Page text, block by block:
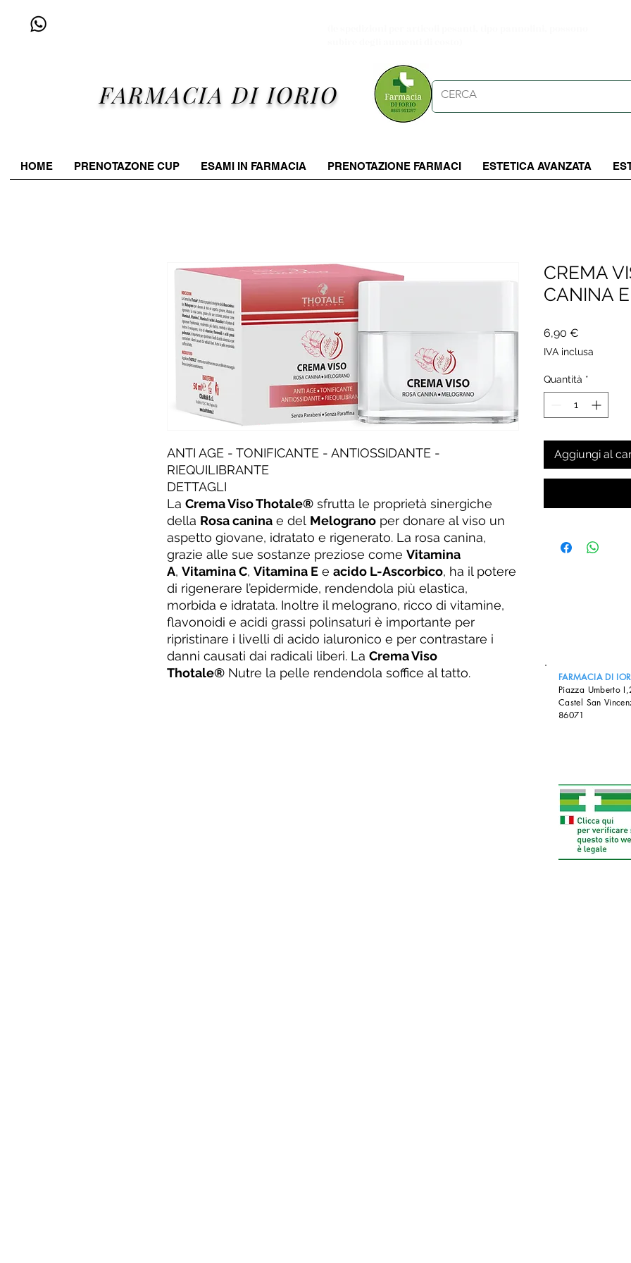
FARMACIA DI IORIO
HOME PRENOTAZONE CUP ESAMI IN FARMACIA PRENOTAZIONE FARMACI ESTETICA AVANZATA
FARMACIA DI
Piazza Umberto
Castel San
86071
ANTI AGE - TONIFICANTE - ANTIOSSIDANTE -
RIEQUILIBRANTE
DETTAGLI
La Crema Viso Thotale® sfrutta le proprietà sinergiche
della Rosa canina e del Melograno per donare al viso un
aspetto giovane, idratato e rigenerato. La rosa canina,
grazie alle sue sostanze preziose come Vitamina
A, Vitamina C, Vitamina E e acido L-Ascorbico, ha il potere
di rigenerare l’epidermide, rendendola più elastica,
morbida e idratata. Inoltre il melograno, ricco di vitamine,
flavonoidi e acidi grassi polinsaturi è importante per
ripristinare i livelli di acido ialuronico e per contrastare i
danni causati dai radicali liberi. La Crema Viso
Thotale® Nutre la pelle rendendola soffice al tatto.
CREMA
CANINA
6,90 €
IVA inclusa
Quantità *
Aggiungi al